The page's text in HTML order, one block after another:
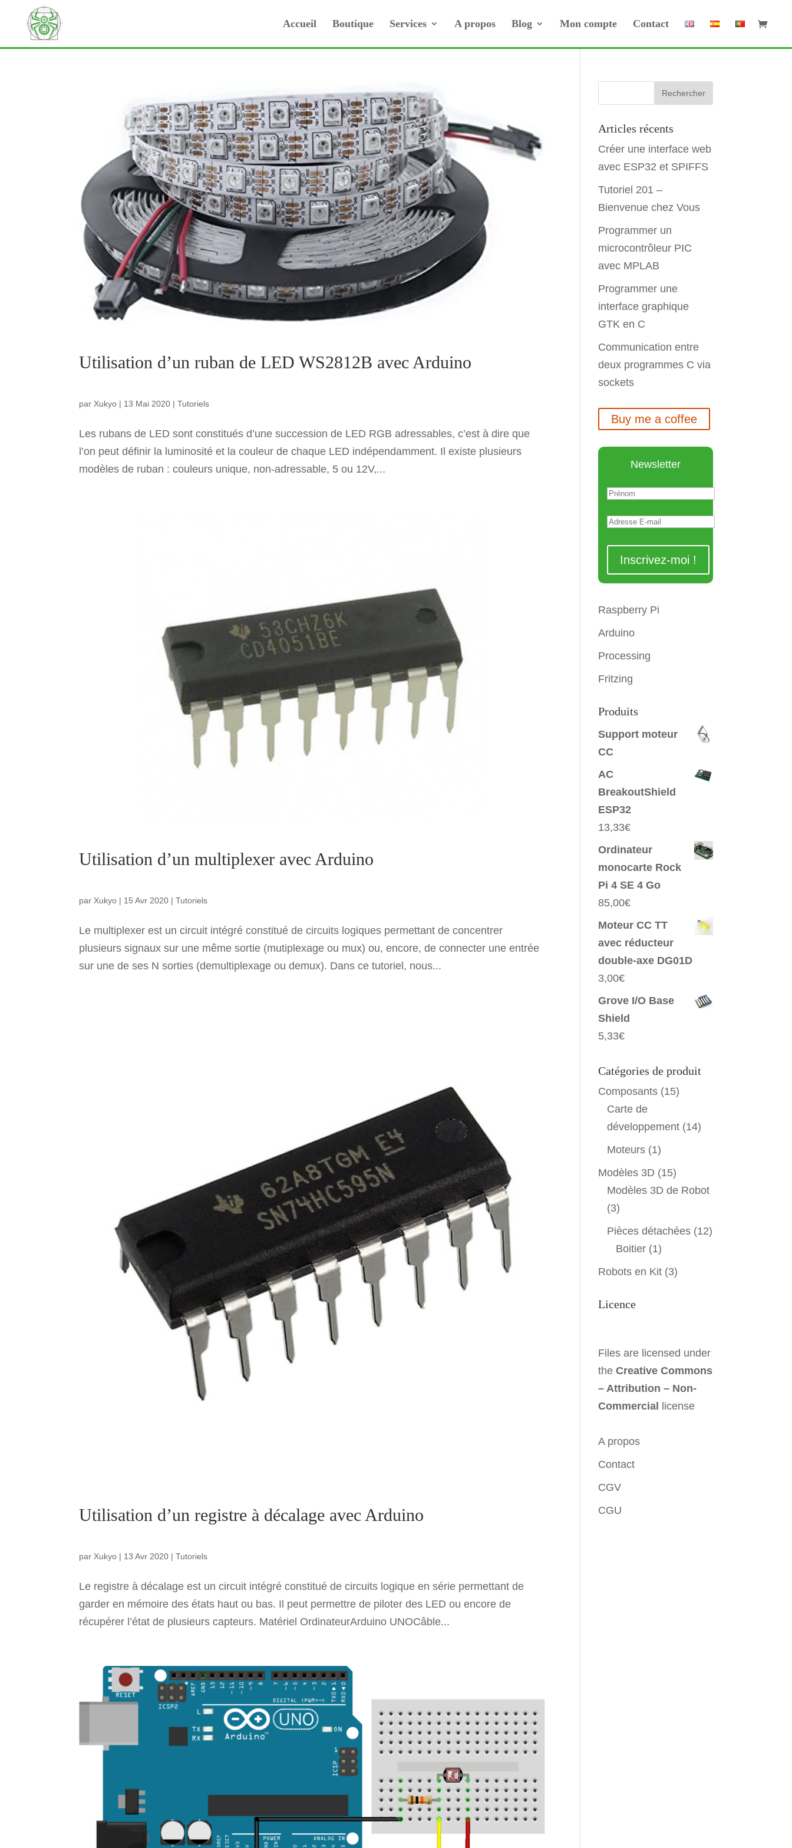
Accueil Boutique Services A propos Blog Mon compte Contact
Utilisation d’un ruban de LED WS2812B avec Arduino
parXukyo | 13 Mai 2020 |Tutoriels
Les rubans de LED sont constitués d’une succession de LED RGB adressables, c’est à dire que
l’on peut définir la luminosité et la couleur de chaque LED indépendamment. Il existe plusieurs
modèles de ruban : couleurs unique, non-adressable, 5 ou 12V,...
Utilisation d’un multiplexer avec Arduino
parXukyo | 15 Avr 2020 |Tutoriels
Le multiplexer est un circuit intégré constitué de circuits logiques permettant de concentrer
plusieurs signaux sur une même sortie (mutiplexage ou mux) ou, encore, de connecter une entrée
sur une de ses N sorties (demultiplexage ou demux). Dans ce tutoriel, nous...
Utilisation d’un registre à décalage avec Arduino
par Xukyo | 13 Avr 2020 |Tutoriels
Le registre à décalage est un circuit intégré constitué de circuits logique en série permettant de
garder en mémoire des états haut ou bas. Il peut permettre de piloter des LED ou encore de
récupérer l’état de plusieurs capteurs. Matériel OrdinateurArduino UNOCâble...
Articles récents
Créer une interface web
avec ESP32 et SPIFFS
Tutoriel 201 –
Bienvenue chez Vous
Programmer un
microcontrôleur PIC
avec MPLAB
Programmer une
interface graphique
GTK en C
Communication entre
deux programmes C via
sockets
Buy me a coffee
Newsletter
Raspberry Pi
Arduino
Processing
Fritzing
Produits
Support moteur
CC
AC
BreakoutShield
ESP32
13,33€
Ordinateur
monocarte Rock
Pi 4 SE 4 Go
85,00€
Moteur CC TT
avec réducteur
double-axe DG01D
3,00€
Grove I/O Base
Shield
5,33€
Catégories de produit
Composants (15)
Carte de
développement (14)
Moteurs (1)
Modèles 3D (15)
Modèles 3D de Robot
(3)
Pièces détachées (12)
Boitier (1)
Robots en Kit (3)
Licence
Files are licensed under
theCreative Commons
– Attribution – Non-
Commercial
license
A propos
Contact
CGV
CGU